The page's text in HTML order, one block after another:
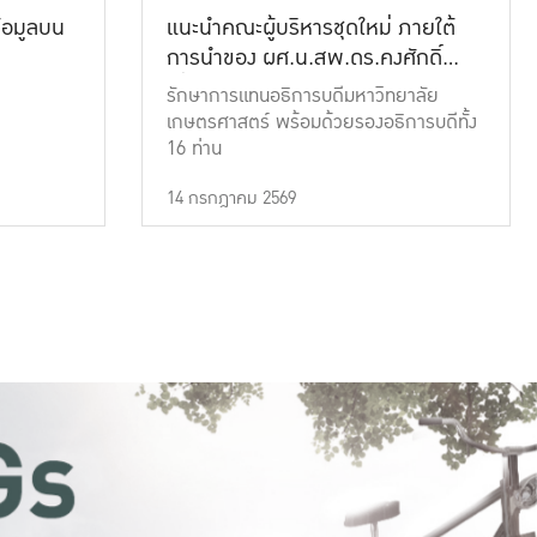
มูลบน
แนะนำคณะผู้บริหารชุดใหม่ ภายใต้
การนำของ ผศ.น.สพ.ดร.คงศักดิ์
เที่ยงธรรม
รักษาการแทนอธิการบดีมหาวิทยาลัย
เกษตรศาสตร์ พร้อมด้วยรองอธิการบดีทั้ง
16 ท่าน
14 กรกฎาคม 2569